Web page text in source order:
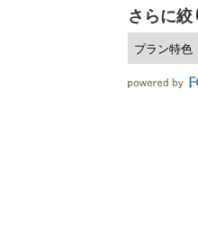
さらに絞
プラン特色